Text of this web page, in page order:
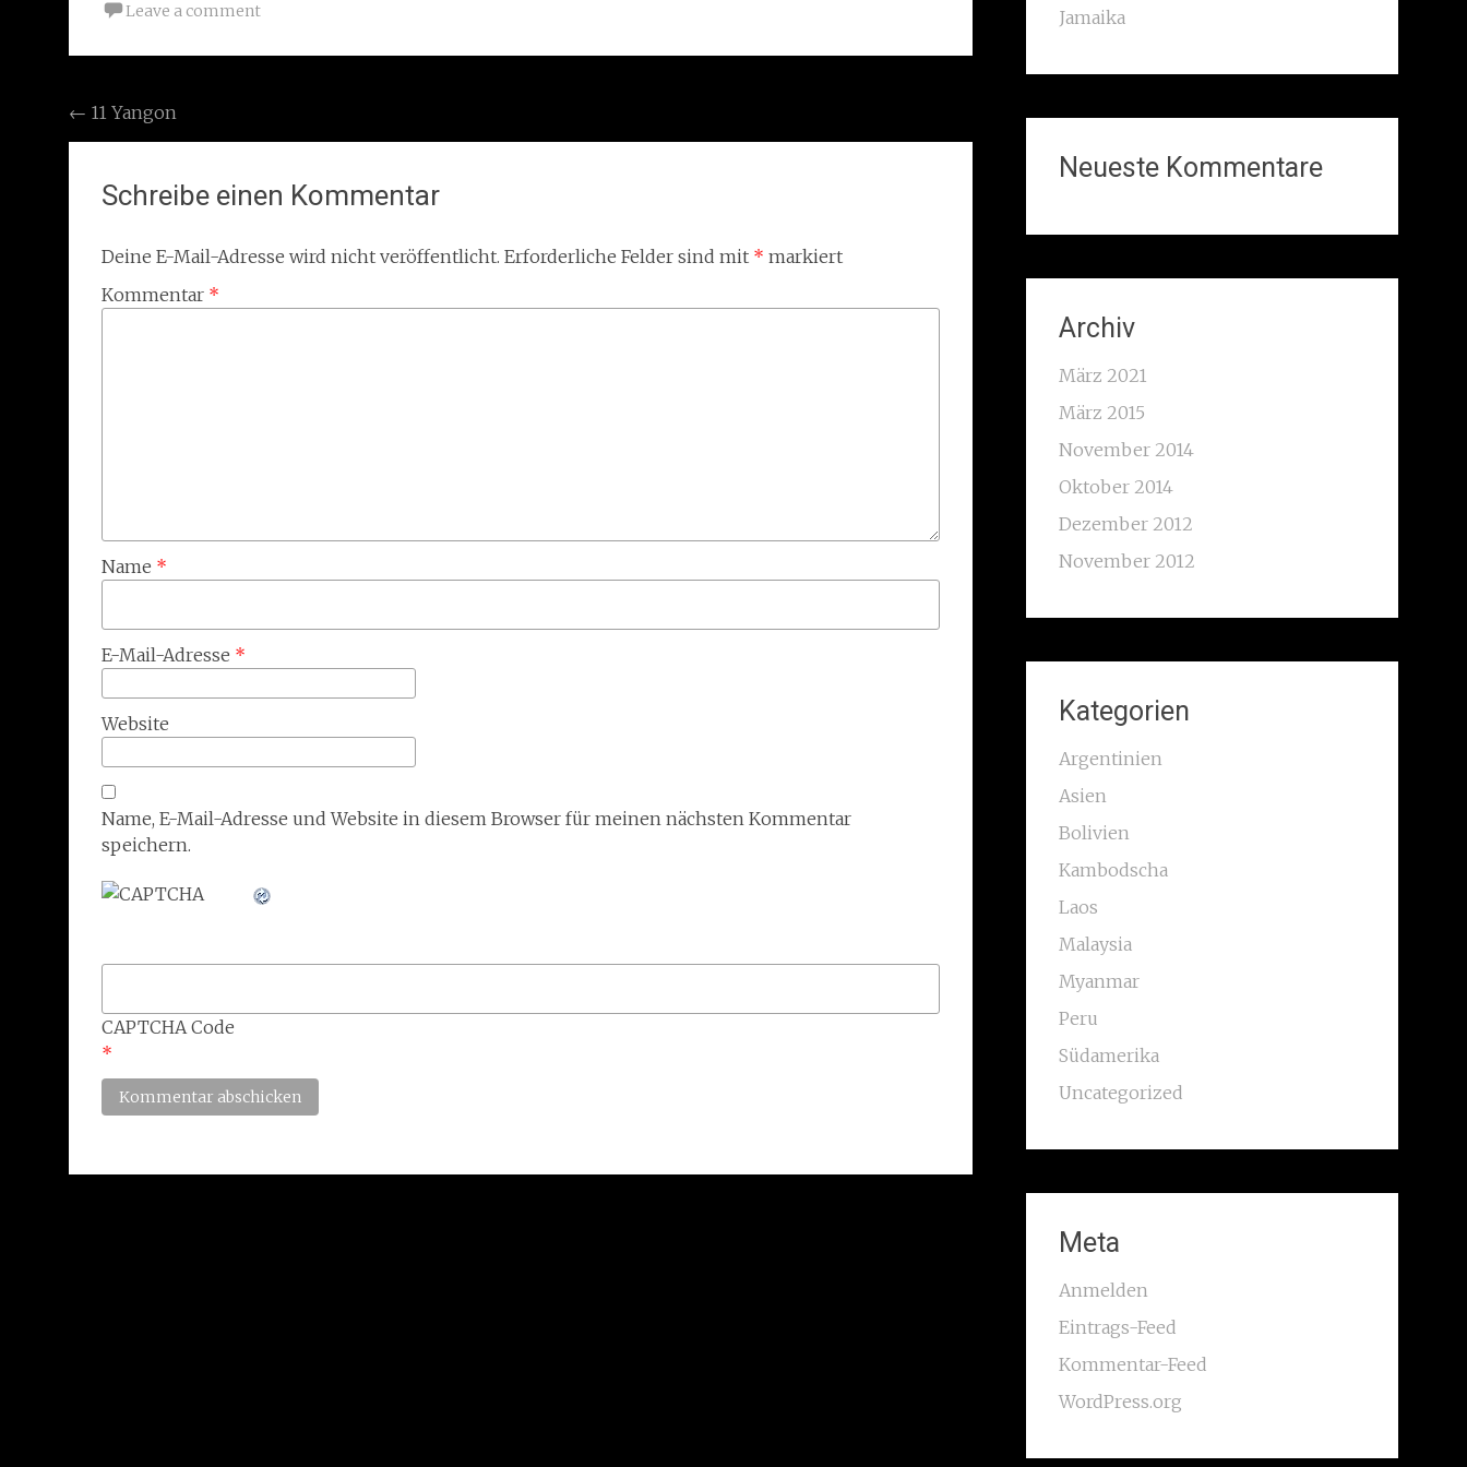
Leave a comment
Post
navigation
← 11 Yangon
Schreibe einen Kommentar
Deine E-Mail-Adresse wird nicht veröffentlicht. Erforderliche Felder sind mit * markiert
Kommentar *
Name *
E-Mail-Adresse *
Website
Name, E-Mail-Adresse und Website in diesem Browser für meinen nächsten Kommentar
speichern.
CAPTCHA Code
*
Jamaika
Neueste Kommentare
Archiv
März 2021
März 2015
November 2014
Oktober 2014
Dezember 2012
November 2012
Kategorien
Argentinien
Asien
Bolivien
Kambodscha
Laos
Malaysia
Myanmar
Peru
Südamerika
Uncategorized
Meta
Anmelden
Eintrags-Feed
Kommentar-Feed
WordPress.org